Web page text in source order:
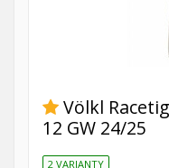
Völkl
12 GW 24/25
2 VARIANTY